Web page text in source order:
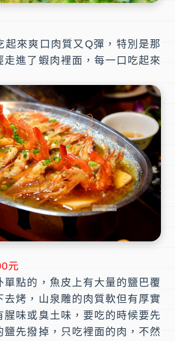
起來爽口肉質又Q彈，特別是那
走進了蝦肉裡面，每一口吃起來
元
單點的，魚皮上有大量的鹽巴覆
去烤，山泉雕的肉質軟但有厚實
腥味或臭土味，要吃的時候要先
鹽先撥掉，只吃裡面的肉，不然